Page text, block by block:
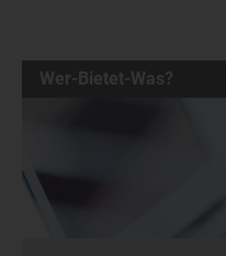
Wer-Bietet-Was?